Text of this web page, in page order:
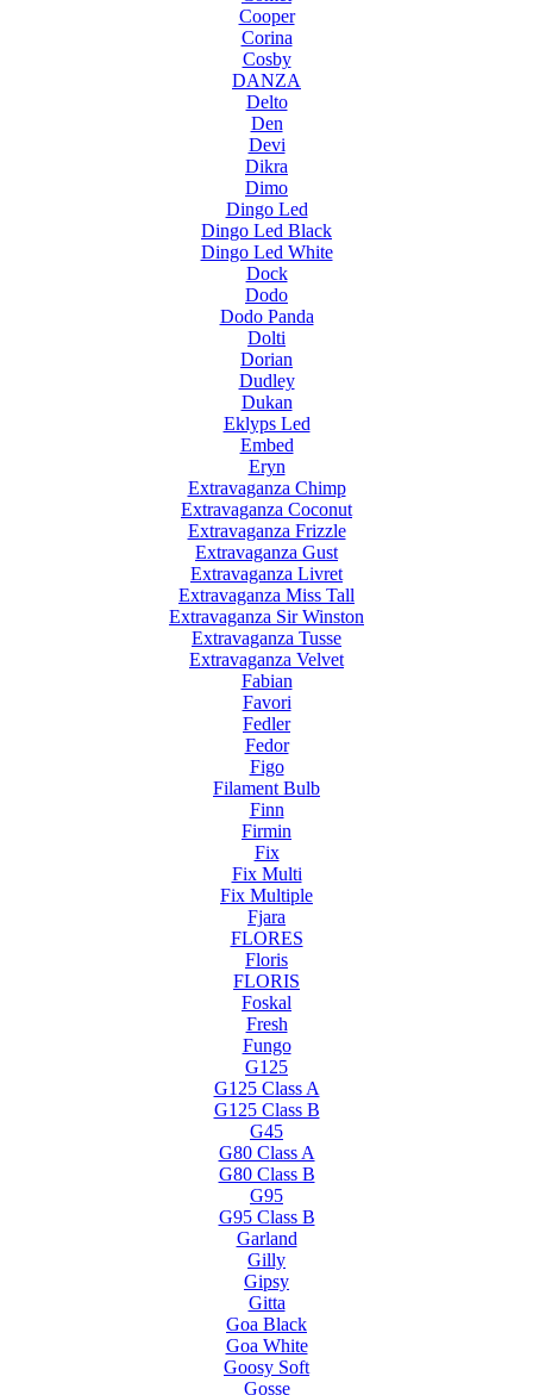
Cooper
Corina
Cosby
DANZA
Delto
Den
Devi
Dikra
Dimo
Dingo Led
Dingo Led Black
Dingo Led White
Dock
Dodo
Dodo Panda
Dolti
Dorian
Dudley
Dukan
Eklyps Led
Embed
Eryn
Extravaganza Chimp
Extravaganza Coconut
Extravaganza Frizzle
Extravaganza Gust
Extravaganza Livret
Extravaganza Miss Tall
Extravaganza Sir Winston
Extravaganza Tusse
Extravaganza Velvet
Fabian
Favori
Fedler
Fedor
Figo
Filament Bulb
Finn
Firmin
Fix
Fix Multi
Fix Multiple
Fjara
FLORES
Floris
FLORIS
Foskal
Fresh
Fungo
G125
G125 Class A
G125 Class B
G45
G80 Class A
G80 Class B
G95
G95 Class B
Garland
Gilly
Gipsy
Gitta
Goa Black
Goa White
Goosy Soft
Gosse